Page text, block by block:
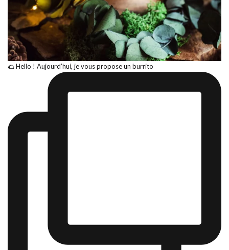
🌮 Hello ! Aujourd’hui, je vous propose un burrito